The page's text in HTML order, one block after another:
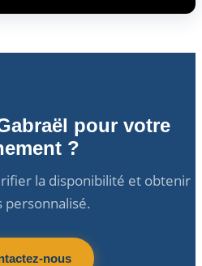
pour votre
?
la disponibilité et obtenir
personnalisé.
nous